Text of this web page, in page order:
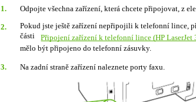
1. Odpojte všechna zařízení, která chcete připojovat, z
2.
Pokud jste ještě zařízení nepřipojili k telefonní lince,
části
Připojení zařízení k telefonní lince (HP LaserJet
mělo být připojeno do telefonní zásuvky.
3. Na zadní straně zařízení naleznete porty faxu.